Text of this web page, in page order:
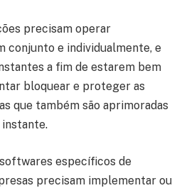
precisam operar
conjunto e individualmente, e
a fim de estarem bem
bloquear e proteger as
que também são aprimoradas
específicos de
precisam implementar ou